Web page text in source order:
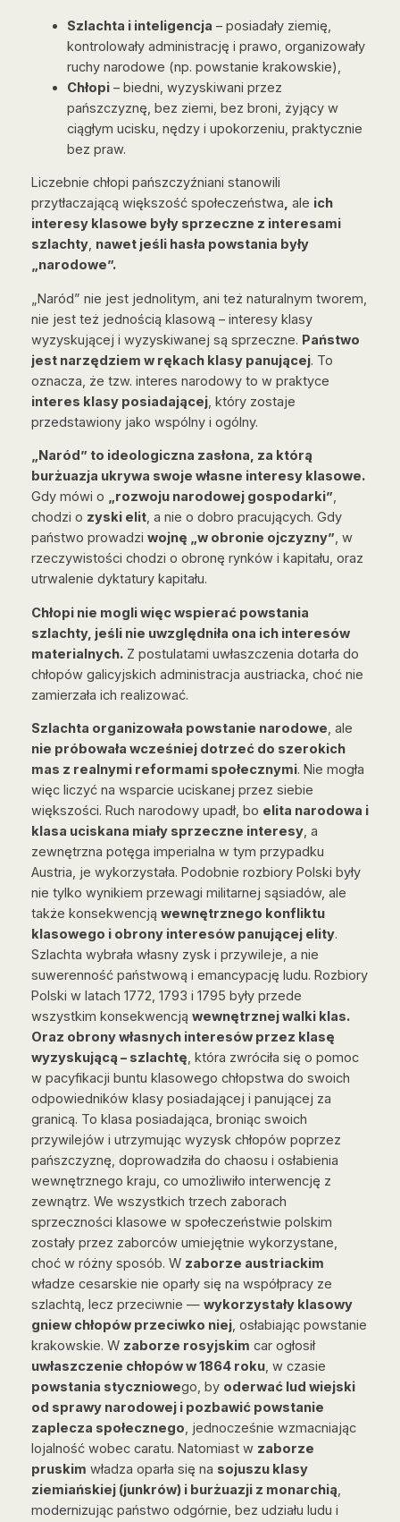
Szlachta i inteligencja – posiadały ziemię,
kontrolowały administrację i prawo, organizowały
ruchy narodowe (np. powstanie krakowskie),
Chłopi– biedni, wyzyskiwani przez
pańszczyznę, bez ziemi, bez broni, żyjący w
ciągłym ucisku, nędzy i upokorzeniu, praktycznie
bez praw.
Liczebnie chłopi pańszczyźniani stanowili
przytłaczającą większość społeczeństwa, ale ich
interesy klasowe były sprzeczne z interesami
szlachty, nawet jeśli hasła powstania były
„narodowe”.
„Naród” nie jest jednolitym, ani też naturalnym tworem,
nie jest też jednością klasową – interesy klasy
wyzyskującej i wyzyskiwanej są sprzeczne. Państwo
jest narzędziem w rękach klasy panującej. To
oznacza, że tzw. interes narodowyto w praktyce
interes klasy posiadającej, który zostaje
przedstawiony jako wspólny i ogólny.
„Naród” to ideologiczna zasłona, za którą
burżuazja ukrywa swoje własne interesy klasowe.
Gdy mówi o „rozwoju narodowej gospodarki”,
chodzi o zyski elit, a nie o dobro pracujących. Gdy
państwo prowadzi wojnę „w obronie ojczyzny”, w
rzeczywistości chodzi o obronę rynków i kapitału, oraz
utrwalenie dyktatury kapitału.
Chłopi nie mogli więc wspierać powstania
szlachty, jeśli nie uwzględniła ona ich interesów
materialnych.Z postulatami uwłaszczenia dotarła do
chłopów galicyjskich administracja austriacka, choć nie
zamierzała ich realizować.
Szlachta organizowała powstanie narodowe, ale
nie próbowała wcześniej dotrzeć do szerokich
mas z realnymi reformami społecznymi. Nie mogła
więc liczyć na wsparcie uciskanej przez siebie
większości. Ruch narodowy upadł, bo elita narodowa i
klasa uciskana miały sprzeczne interesy, a
zewnętrzna potęga imperialna w tym przypadku
Austria, je wykorzystała. Podobnie rozbiory Polski były
nie tylko wynikiem przewagi militarnej sąsiadów, ale
także konsekwencją wewnętrznego konfliktu
klasowego i obrony interesów panującej elity.
Szlachta wybrała własny zysk i przywileje, a nie
suwerenność państwową i emancypację ludu. Rozbiory
Polski w latach 1772, 1793 i 1795 były przede
wszystkim konsekwencją wewnętrznej walki klas.
Oraz obrony własnych interesów przez klasę
wyzyskującą – szlachtę, która zwróciła się o pomoc
w pacyfikacji buntu klasowego chłopstwa do swoich
odpowiedników klasy posiadającej i panującej za
granicą. To klasa posiadająca, broniąc swoich
przywilejów i utrzymując wyzysk chłopów poprzez
pańszczyznę, doprowadziła do chaosu i osłabienia
wewnętrznego kraju, co umożliwiło interwencję z
zewnątrz. We wszystkich trzech zaborach
sprzeczności klasowe w społeczeństwie polskim
zostały przez zaborców umiejętnie wykorzystane,
choć w różny sposób. W zaborze austriackim
władze cesarskie nie oparły się na współpracy ze
szlachtą, lecz przeciwnie — wykorzystały klasowy
gniew chłopów przeciwko niej, osłabiając powstanie
krakowskie. W zaborze rosyjskim car ogłosił
uwłaszczenie chłopów w 1864 roku, w czasie
powstania styczniowego, by oderwać lud wiejski
od sprawy narodowej i pozbawić powstanie
zaplecza społecznego, jednocześnie wzmacniając
lojalność wobec caratu. Natomiast w zaborze
pruskim władza oparła się na sojuszu klasy
ziemiańskiej (junkrów) i burżuazji z monarchią,
modernizując państwo odgórnie, bez udziału ludu i